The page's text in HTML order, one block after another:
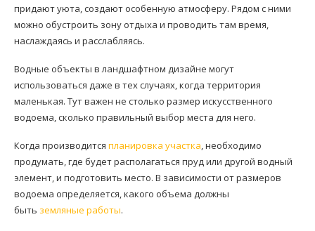
придают уюта, создают особенную атмосферу. Рядом с ними
можно обустроить зону отдыха и проводить там время,
наслаждаясь и расслабляясь.
Водные объекты в ландшафтном дизайне могут
использоваться даже в тех случаях, когда территория
маленькая. Тут важен не столько размер искусственного
водоема, сколько правильный выбор места для него.
Когда производится планировка участка, необходимо
продумать, где будет располагаться пруд или другой водный
элемент, и подготовить место. В зависимости от размеров
водоема определяется, какого объема должны
быть земляные работы.